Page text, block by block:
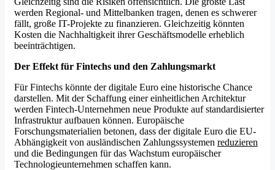
werden Regional- und Mittelbanken tragen, denen es schwerer
fällt, große IT-Projekte zu finanzieren. Gleichzeitig könnten
Kosten die Nachhaltigkeit ihrer Geschäftsmodelle erheblich
beeinträchtigen.
Der Effekt für Fintechs und den Zahlungsmarkt
Für Fintechs könnte der digitale Euro eine historische Chance
darstellen. Mit der Schaffung einer einheitlichen Architektur
werden Fintech-Unternehmen neue Produkte auf standardisierter
Infrastruktur aufbauen können. Europäische
Forschungsmaterialien betonen, dass der digitale Euro die EU-
Abhängigkeit von ausländischen Zahlungssystemen reduzieren
und die Bedingungen für das Wachstum europäischer
Technologieunternehmen schaffen kann.